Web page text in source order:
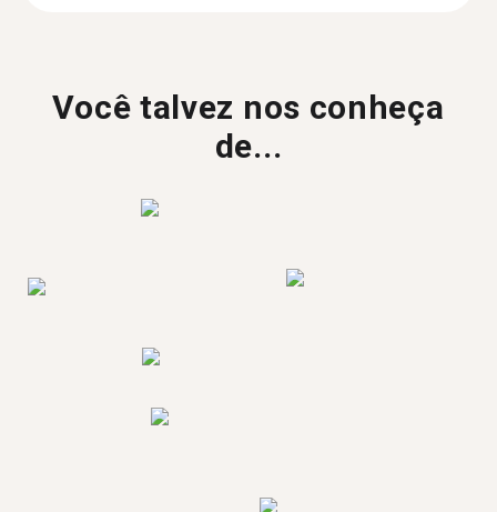
Você talvez nos conheça
de...